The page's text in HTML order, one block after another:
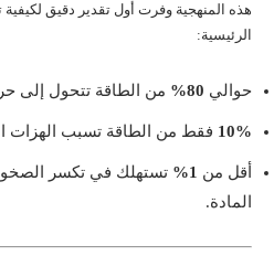
هذه المنهجية وفرت أول تقدير دقيق
الرئيسية:
حوالي 80% من الطاقة تتحول إلى
10% فقط من الطاقة تسبب الهزات
أقل من 1%
تستهلك في تكسر
المادة.